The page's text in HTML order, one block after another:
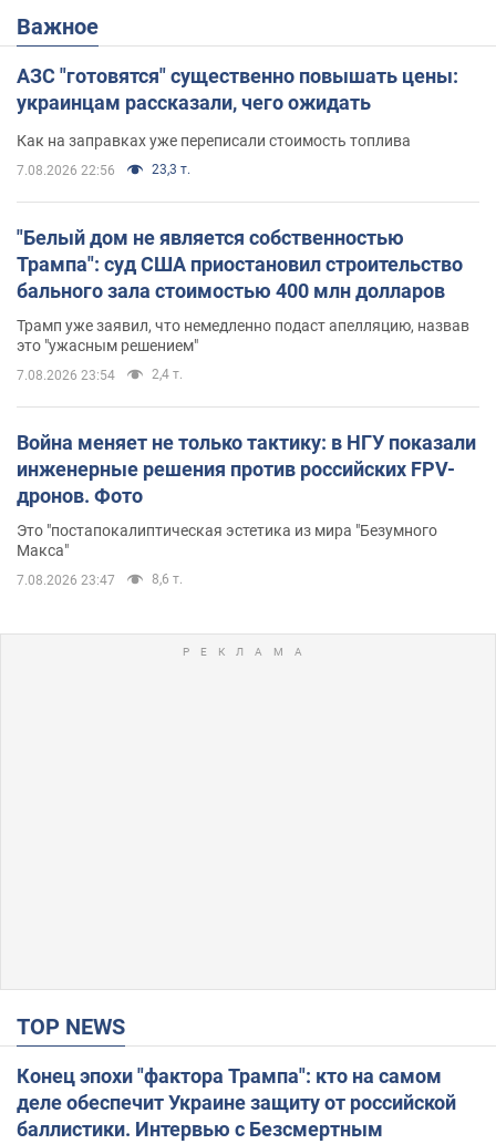
Важное
АЗС "готовятся" существенно повышать цены:
украинцам рассказали, чего ожидать
Как на заправках уже переписали стоимость топлива
7.08.2026 22:56 23,3 т.
"Белый дом не является собственностью
Трампа": суд США приостановил строительство
бального зала стоимостью 400 млн долларов
Трамп уже заявил, что немедленно подаст апелляцию, назвав
это "ужасным решением"
7.08.2026 23:54 2,4 т.
Война меняет не только тактику: в НГУ показали
инженерные решения против российских FPV-
дронов. Фото
Это "постапокалиптическая эстетика из мира "Безумного
Макса"
7.08.2026 23:47 8,6 т.
TOP NEWS
Конец эпохи "фактора Трампа": кто на самом
деле обеспечит Украине защиту от российской
баллистики. Интервью с Безсмертным